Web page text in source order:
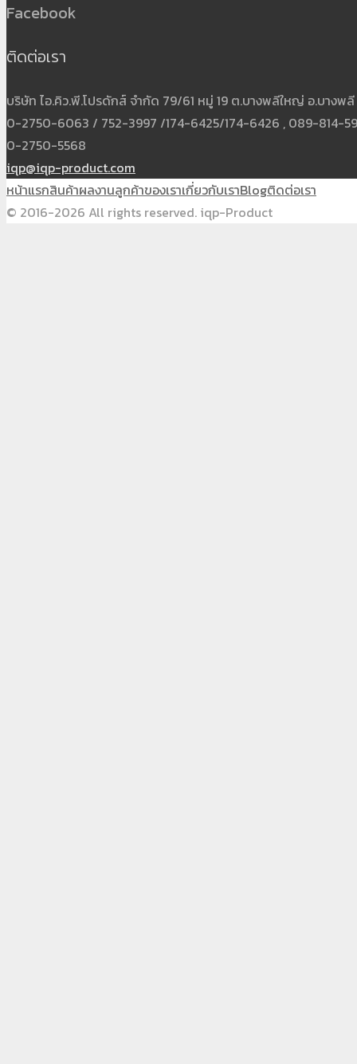
Facebook
ติดต่อเรา
บริษัท ไอ.คิว.พี.โปรดักส์ จำกัด 79/61 หมู่ 19 ต.บางพลีใหญ่ อ.บางพ
0-2750-6063 / 752-3997 /174-6425/174-6426 , 089-814-
0-2750-5568
iqp@iqp-product.com
หน้าแรกสินค้าผลงานลูกค้าของเราเกี่ยวกับเราBlogติดต่อเรา
© 2016-2026 All rights reserved. iqp-Product